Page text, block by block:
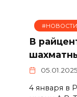
В
05.01.2025
4 января в